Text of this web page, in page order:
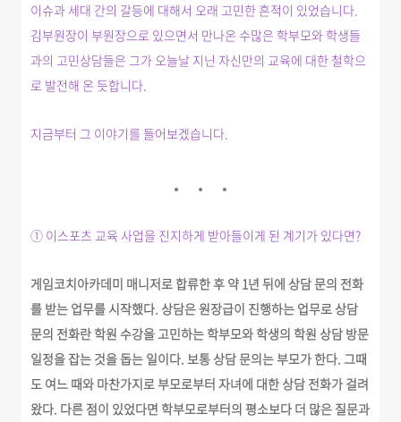
이슈과 세대 간의 갈등에 대해서 오래 고민한 흔적이 있었습니다.
김부원장이 부원장으로 있으면서 만나온 수많은 학부모와 학생들
과의 고민상담들은 그가 오늘날 지닌 자신만의 교육에 대한 철학으
로 발전해 온 듯합니다.
지금부터 그 이야기를 들어보겠습니다.
① 이스포츠 교육 사업을 진지하게 받아들이게 된 계기가 있다면?
게임코치아카데미 매니저로 합류한 후 약 1년 뒤에 상담 문의 전화
를 받는 업무를 시작했다. 상담은 원장급이 진행하는 업무로 상담
문의 전화란 학원 수강을 고민하는 학부모와 학생의 학원 상담 방문
일정을 잡는 것을 돕는 일이다. 보통 상담 문의는 부모가 한다. 그때
도 여느 때와 마찬가지로 부모로부터 자녀에 대한 상담 전화가 걸려
왔다. 다른 점이 있었다면 학부모로부터의 평소보다 더 많은 질문과